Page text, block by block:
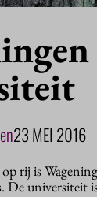
23 MEI 2016
rij is
De universiteit